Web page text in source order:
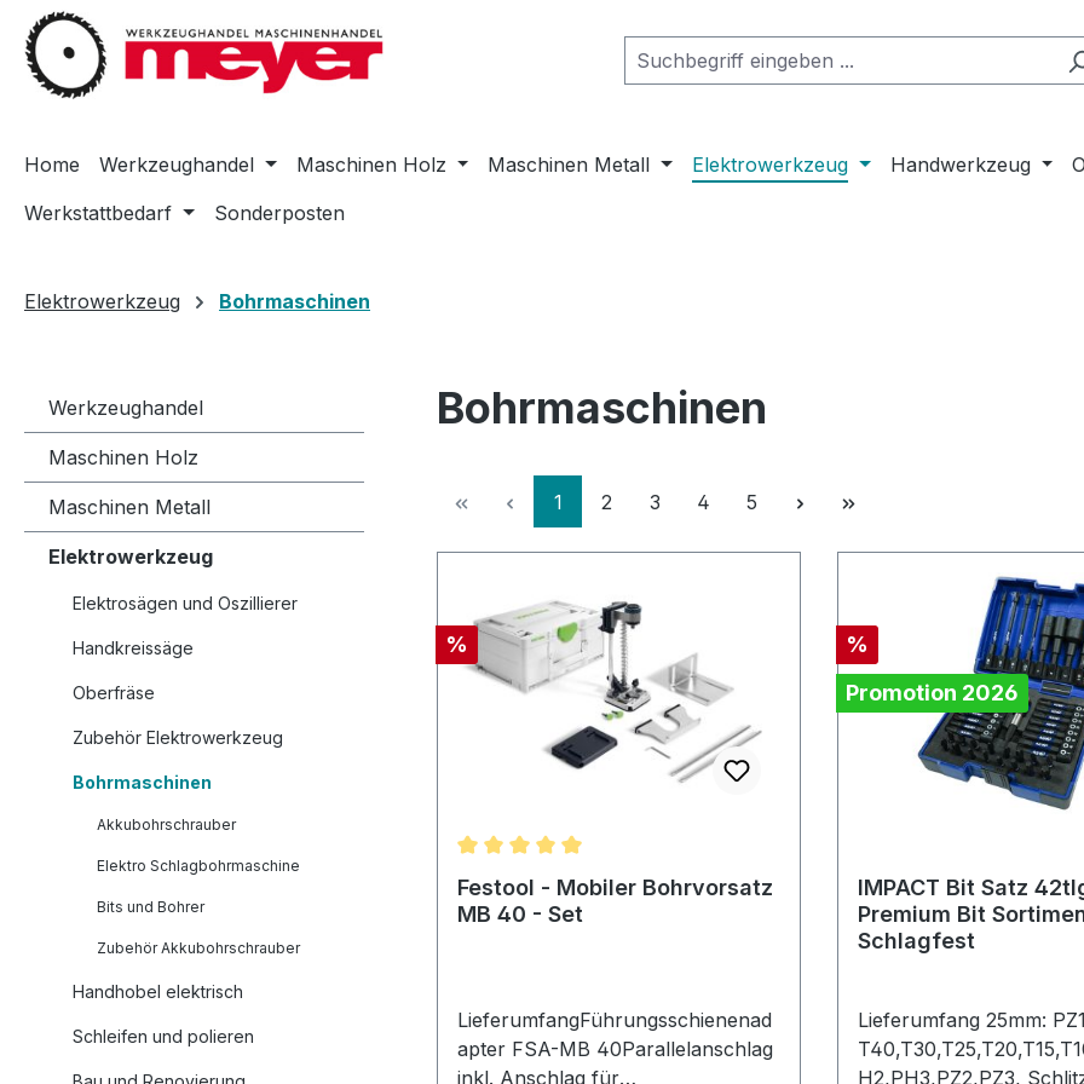
Hauptinhalt springen
Zur Suche springen
Zur Hauptnavigation springen
Home Werkzeughandel Maschinen Holz Maschinen Metall Elektrowerkzeug Handwerkzeug
Werkstattbedarf
Sonderposten
Elektrowerkzeug Bohrmaschinen
Werkzeughandel
Maschinen Holz
Maschinen Metall
Elektrowerkzeug
Elektrosägen und Oszillierer
Handkreissäge
Oberfräse
Zubehör Elektrowerkzeug
Bohrmaschinen
Akkubohrschrauber
Elektro Schlagbohrmaschine
Bits und Bohrer
Zubehör Akkubohrschrauber
Handhobel elektrisch
Schleifen und polieren
Bohrmaschinen
Seite
1 Seite
2 Seite
3 Seite
4 Seite
5
Rabatt
%
Durchschnittliche Bewertung von 5 von 5 Sternen
Festool - Mobiler Bohrvorsatz
MB 40 - Set
LieferumfangFührungsschienenad
apter FSA-MB 40Parallelanschlag
inkl. Anschlag für
Rabatt
%
Promotion 2026
IMPACT Bit Satz
Premium Bit
Schlagfest
Lieferumfang 25mm: PZ1,PZ2,
H2,PH3,PZ2,PZ3,